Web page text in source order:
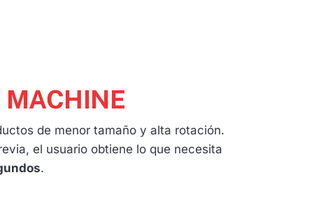
de menor tamaño y alta rotación.
el usuario obtiene lo que necesita
.